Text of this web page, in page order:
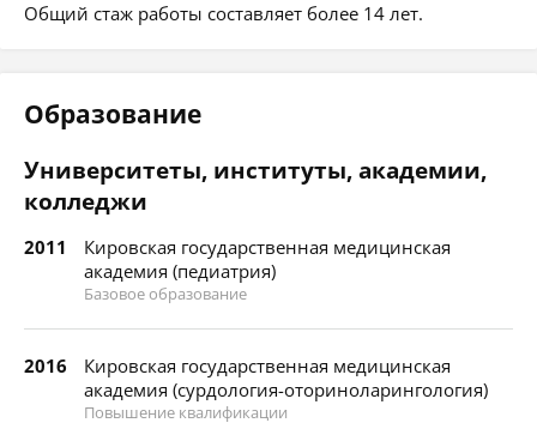
Общий стаж работы составляет более 14 лет.
Образование
Университеты, институты, академии,
колледжи
2011
Кировская государственная медицинская
академия (педиатрия)
Базовое образование
2016
Кировская государственная медицинская
академия (сурдология-оториноларингология)
Повышение квалификации